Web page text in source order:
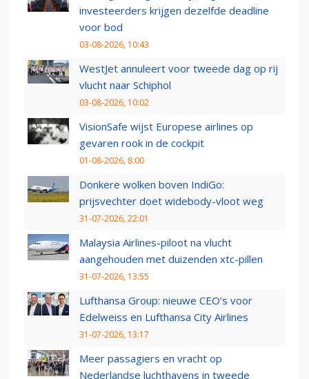
investeerders krijgen dezelfde deadline
voor bod
03-08-2026, 10:43
WestJet annuleert voor tweede dag op rij
vlucht naar Schiphol
03-08-2026, 10:02
VisionSafe wijst Europese airlines op
gevaren rook in de cockpit
01-08-2026, 8:00
Donkere wolken boven IndiGo:
prijsvechter doet widebody-vloot weg
31-07-2026, 22:01
Malaysia Airlines-piloot na vlucht
aangehouden met duizenden xtc-pillen
31-07-2026, 13:55
Lufthansa Group: nieuwe CEO’s voor
Edelweiss en Lufthansa City Airlines
31-07-2026, 13:17
Meer passagiers en vracht op
Nederlandse luchthavens in tweede